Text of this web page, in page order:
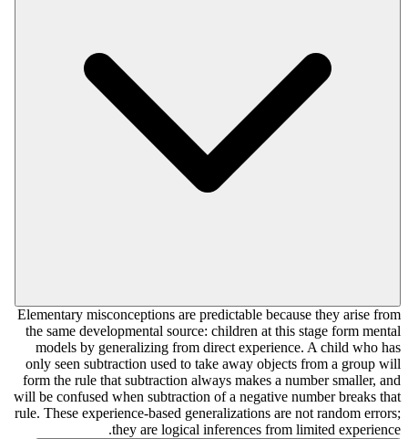
Elementary misconceptions are predictable because they arise from
the same developmental source: children at this stage form mental
models by generalizing from direct experience. A child who has
only seen subtraction used to take away objects from a group will
form the rule that subtraction always makes a number smaller, and
will be confused when subtraction of a negative number breaks that
rule. These experience-based generalizations are not random errors;
they are logical inferences from limited experience.